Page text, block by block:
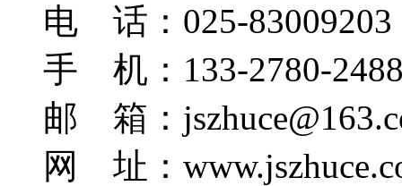
电 话：025-83009203
手 机：133-2780-
邮 箱：
网 址：